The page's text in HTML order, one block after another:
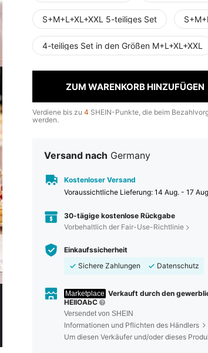
S+M+L+XL+XXL 5-teiliges Set
4-teiliges Set in den Größen M+L+XL+XXL
ZUM WARENKORB HINZUFÜGEN
Verdiene bis zu 4 SHEIN-Punkte, die beim
werden.
Versand nach Germany
Kostenloser Versand
Voraussichtliche Lieferung: 14 Aug. - 17
30-tägige kostenlose Rückgabe
Vorbehaltlich der Fair-Use-Richtlinie
Einkaufssicherheit
Sichere Zahlungen
Datenschutz
Marketplace Verkauft durch den
HEIIOAbC
Versendet von SHEIN
Informationen und Pflichten des Händlers